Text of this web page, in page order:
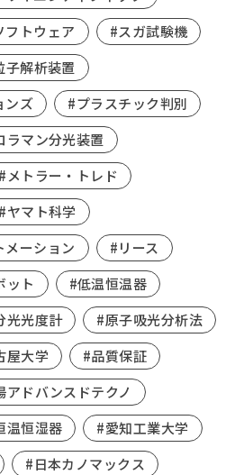
フトウェア
#スガ試験機
子解析装置
ンズ
#プラスチック判別
ラマン分光装置
#メトラー・トレド
#ヤマト科学
メーション
#リース
ット
#低温恒温器
光光度計
#原子吸光分析法
屋大学
#品質保証
アドバンスドテクノ
温恒湿器
#愛知工業大学
#日本カノマックス